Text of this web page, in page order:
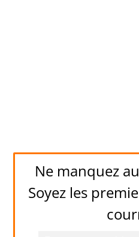
Ne manquez
Soyez les